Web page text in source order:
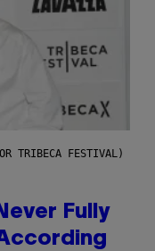
TRIBECA FESTIVAL)
Fully